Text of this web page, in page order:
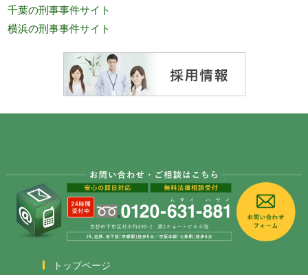
千葉の刑事事件サイト
横浜の刑事事件サイト
トップページ